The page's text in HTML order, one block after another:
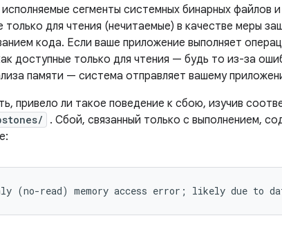
сегменты системных бинарных файлов
только для чтения (нечитаемые) в качестве меры
кода. Если ваше приложение выполняет
доступные только для чтения — будь то из-за
памяти — система отправляет вашему
привело ли такое поведение к сбою, изучив
. Сбой, связанный только с выполнением,